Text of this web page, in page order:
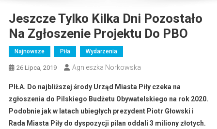
Jeszcze Tylko Kilka Dni Pozostało
Na Zgłoszenie Projektu Do PBO
Najnowsze Piła Wydarzenia
26 Lipca, 2019 Agnieszka Norkowska
PIŁA. Do najbliższej środy Urząd Miasta Piły czeka na
zgłoszenia do Pilskiego Budżetu Obywatelskiego na rok 2020.
Podobnie jak w latach ubiegłych prezydent Piotr Głowski i
Rada Miasta Piły do dyspozycji pilan oddali 3 miliony złotych.